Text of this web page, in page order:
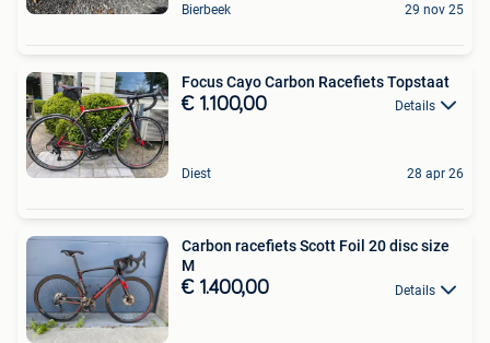
Bierbeek 29 nov 25
Focus Cayo Carbon Racefiets Topstaat
€ 1.100,00 Details
Diest 28 apr 26
Carbon racefiets Scott Foil 20 disc size
M
€ 1.400,00 Details